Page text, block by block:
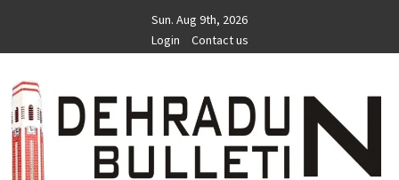
content
Sun. Aug 9th, 2026
Login
Contact us